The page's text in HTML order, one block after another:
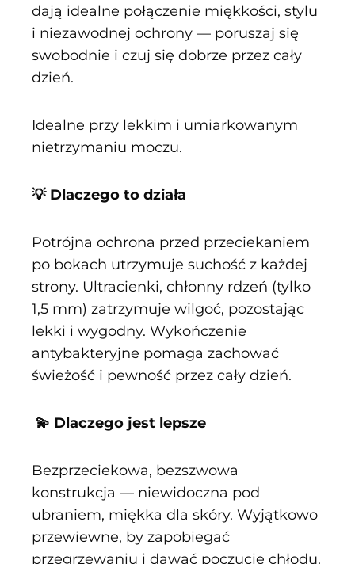
dają idealne połączenie miękkości, stylu
i niezawodnej ochrony — poruszaj się
swobodnie i czuj się dobrze przez cały
dzień.
Idealne przy lekkim i umiarkowanym
nietrzymaniu moczu.
💡 Dlaczego to działa
Potrójna ochrona przed przeciekaniem
po bokach utrzymuje suchość z każdej
strony. Ultracienki, chłonny rdzeń (tylko
1,5 mm) zatrzymuje wilgoć, pozostając
lekki i wygodny. Wykończenie
antybakteryjne pomaga zachować
świeżość i pewność przez cały dzień.
💫 Dlaczego jest lepsze
Bezprzeciekowa, bezszwowa
konstrukcja — niewidoczna pod
ubraniem, miękka dla skóry. Wyjątkowo
przewiewne, by zapobiegać
przegrzewaniu i dawać poczucie chłodu.